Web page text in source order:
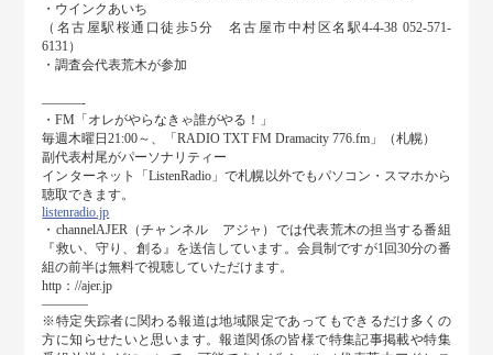
・ウインクあいち
（名古屋駅桜通口徒歩5分 名古屋市中村区名駅4-4-38 052-571-
6131）
・調査会代表荒木が参加
———-
・FM「オレがやらなきゃ誰がやる！」
毎週木曜日21:00～、「RADIO TXT FM Dramacity 776.fm」（札幌）
副代表村尾がパーソナリティー
インターネット「ListenRadio」で札幌以外でもパソコン・スマホから
聴取できます。
listenradio.jp
・channelAJER（チャンネル アジャ）では代表荒木の担当する番組
『救い、守り、創る』を送信しています。会員制ですが1回30分の番
組の前半は無料で視聴していただけます。
http：//ajer.jp
———–
※特定失踪者に関わる報道は地域限定であってもできるだけ多くの
方に知らせたいと思います。報道関係の皆様で特集記事掲載や特集